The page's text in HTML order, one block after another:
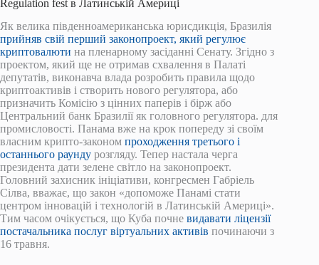
Regulation fest в Латинській Америці
Як велика південноамериканська юрисдикція, Бразилія
прийняв свій перший законопроект, який регулює
криптовалюти на пленарному засіданні Сенату. Згідно з
проектом, який ще не отримав схвалення в Палаті
депутатів, виконавча влада розробить правила щодо
криптоактивів і створить нового регулятора, або
призначить Комісію з цінних паперів і бірж або
Центральний банк Бразилії як головного регулятора. для
промисловості. Панама вже на крок попереду зі своїм
власним крипто-законом проходження третього і
останнього раунду розгляду. Тепер настала черга
президента дати зелене світло на законопроект.
Головний захисник ініціативи, конгресмен Габріель
Сілва, вважає, що закон «допоможе Панамі стати
центром інновацій і технологій в Латинській Америці».
Тим часом очікується, що Куба почне видавати ліцензії
постачальника послуг віртуальних активів починаючи з
16 травня.